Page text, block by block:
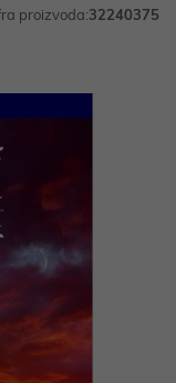
proizvoda:32240375